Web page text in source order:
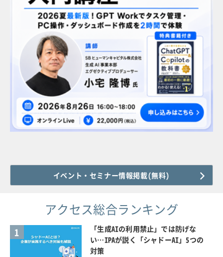
イベント・セミナー情報掲載(無料)
アクセス総合ランキング
1
「生成AIの利用禁止」では防げな
い…IPAが説く「シャドーAI」5つの
対策